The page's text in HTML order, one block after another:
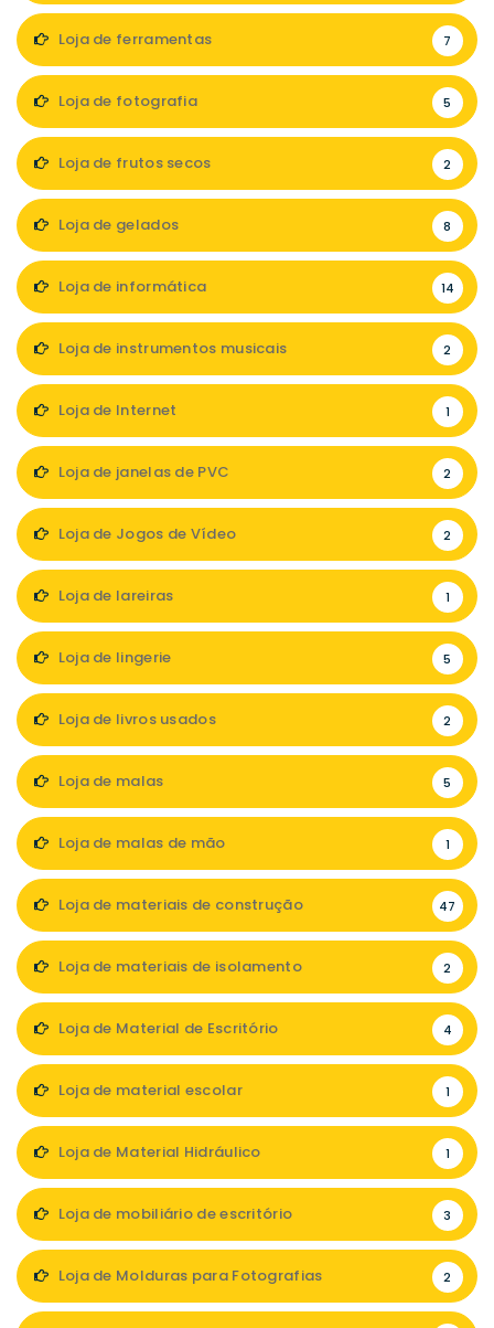
Loja de ferramentas 7
Loja de fotografia 5
Loja de frutos secos 2
Loja de gelados 8
Loja de informática 14
Loja de instrumentos musicais 2
Loja de Internet 1
Loja de janelas de PVC 2
Loja de Jogos de Vídeo 2
Loja de lareiras 1
Loja de lingerie 5
Loja de livros usados 2
Loja de malas 5
Loja de malas de mão 1
Loja de materiais de construção 47
Loja de materiais de isolamento 2
Loja de Material de Escritório 4
Loja de material escolar 1
Loja de Material Hidráulico 1
Loja de mobiliário de escritório 3
Loja de Molduras para Fotografias 2